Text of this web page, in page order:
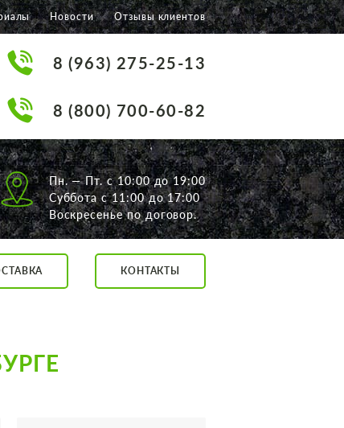
Новости Отзывы клиентов
8 (963) 275-25-13
8 (800) 700-60-82
Пн. — Пт. с 10:00 до 19:00
Суббота с 11:00 до 17:00
Воскресенье по договор.
КОНТАКТЫ